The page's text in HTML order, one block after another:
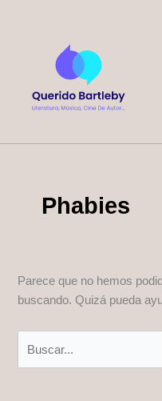
Phabies
Parece que no hemos
buscando. Quizá pueda
por: